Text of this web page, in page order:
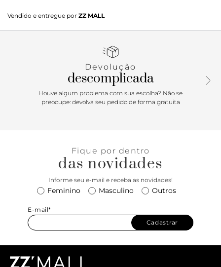
cobre os joelhos, salto alto fino e ponta fina. Traz cano com
efeito amassado e fecho em zíper na lateral interna do
Vendido e entregue por ZZ MALL
Devolução
descomplicada
Houve algum problema com sua escolha? Não se
preocupe: devolva seu pedido de forma gratuita
Fique por dentro
das novidades
Informe seu e-mail e receba as novidades!
Feminino Masculino Outros
E-mail*
Cadastrar